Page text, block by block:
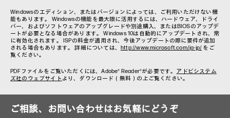
Windowsのエディション、またはバージョンによっては、ご利用いただけない機
能もあります。 Windowsの機能を最大限に活用するには、ハードウェア、ドライ
バー、およびソフトウェアのアップグレードや別途購入、またはBIOSのアップデ
ートが必要となる場合があります。 Windows 10は自動的にアップデートされ、常
に有効化されます。 ISPの料金が適用され、今後アップデートの際に要件が追加
される場合もあります。 詳細については、 http://www.microsoft.com/ja-jp/ をご
覧ください。
PDFファイルをご覧いただくには、Adobe® Reader®が必要です。 アドビシステム
ズ社のウェブサイト より、ダウンロード（無料）の上ご覧ください。
ご相談、お問い合わせはお気軽にどうぞ